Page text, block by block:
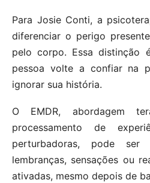
Para Josie Conti, a
diferenciar o perigo
pelo corpo. Essa distinção
pessoa volte a confiar na
ignorar sua história.
O EMDR, abordagem
processamento de
perturbadoras, pode
lembranças, sensações ou
ativadas, mesmo depois de